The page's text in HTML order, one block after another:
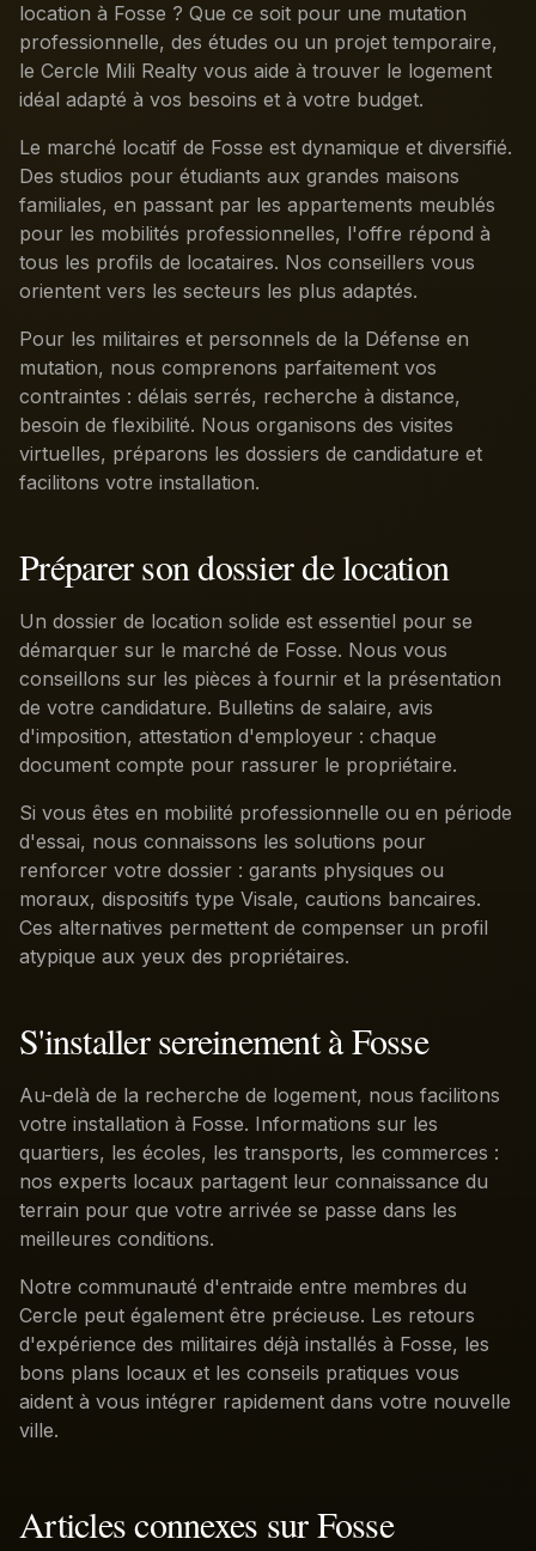
location à Fosse ? Que ce soit pour une mutation
professionnelle, des études ou un projet temporaire,
le Cercle Mili Realty vous aide à trouver le logement
idéal adapté à vos besoins et à votre budget.
Le marché locatif de Fosse est dynamique et diversifié.
Des studios pour étudiants aux grandes maisons
familiales, en passant par les appartements meublés
pour les mobilités professionnelles, l'offre répond à
tous les profils de locataires. Nos conseillers vous
orientent vers les secteurs les plus adaptés.
Pour les militaires et personnels de la Défense en
mutation, nous comprenons parfaitement vos
contraintes : délais serrés, recherche à distance,
besoin de flexibilité. Nous organisons des visites
virtuelles, préparons les dossiers de candidature et
facilitons votre installation.
Préparer son dossier de location
Un dossier de location solide est essentiel pour se
démarquer sur le marché de Fosse. Nous vous
conseillons sur les pièces à fournir et la présentation
de votre candidature. Bulletins de salaire, avis
d'imposition, attestation d'employeur : chaque
document compte pour rassurer le propriétaire.
Si vous êtes en mobilité professionnelle ou en période
d'essai, nous connaissons les solutions pour
renforcer votre dossier : garants physiques ou
moraux, dispositifs type Visale, cautions bancaires.
Ces alternatives permettent de compenser un profil
atypique aux yeux des propriétaires.
S'installer sereinement à Fosse
Au-delà de la recherche de logement, nous facilitons
votre installation à Fosse. Informations sur les
quartiers, les écoles, les transports, les commerces :
nos experts locaux partagent leur connaissance du
terrain pour que votre arrivée se passe dans les
meilleures conditions.
Notre communauté d'entraide entre membres du
Cercle peut également être précieuse. Les retours
d'expérience des militaires déjà installés à Fosse, les
bons plans locaux et les conseils pratiques vous
aident à vous intégrer rapidement dans votre nouvelle
ville.
Articles connexes surFosse